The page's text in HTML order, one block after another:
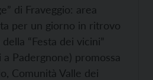
di Fraveggio: area
per un giorno in ritrovo
“Festa dei vicini”
Padergnone) promossa
Comunità Valle dei